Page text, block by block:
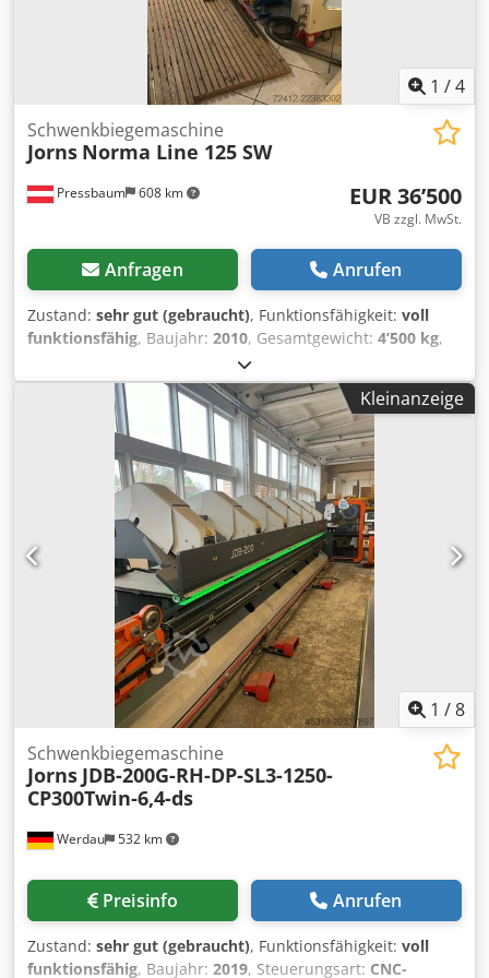
1 /4
Pressbaum 608 km
Schwenkbiegemaschine
Jorns Norma Line 125 SW
EUR 36’500
VB zzgl. MwSt.
Anfragen Anrufen
Zustand: sehr gut (gebraucht), Funktionsfähigkeit: voll
funktionsfähig, Baujahr: 2010, Gesamtgewicht: 4’500 kg,
JORNS NORMA - LINE 125 SW | Schwenkbiegemascine |
6,4 Meter Arbeitslänge, 1,25 mm Biegeleistung
Dkodpfxjznc Ahs Abaor
Kleinanzeige
1 /8
Werdau 532 km
Schwenkbiegemaschine
Jorns JDB-200G-RH-DP-SL3-1250-
CP300Twin-6,4-ds
Preisinfo Anrufen
Zustand: sehr gut (gebraucht), Funktionsfähigkeit: voll
funktionsfähig, Baujahr: 2019, Steuerungsart: CNC-